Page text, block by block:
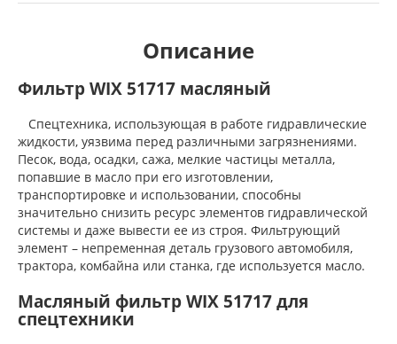
Описание
Фильтр WIX 51717 масляный
Спецтехника, использующая в работе гидравлические
жидкости, уязвима перед различными загрязнениями.
Песок, вода, осадки, сажа, мелкие частицы металла,
попавшие в масло при его изготовлении,
транспортировке и использовании, способны
значительно снизить ресурс элементов гидравлической
системы и даже вывести ее из строя. Фильтрующий
элемент – непременная деталь грузового автомобиля,
трактора, комбайна или станка, где используется масло.
Масляный фильтр WIX 51717 для
спецтехники